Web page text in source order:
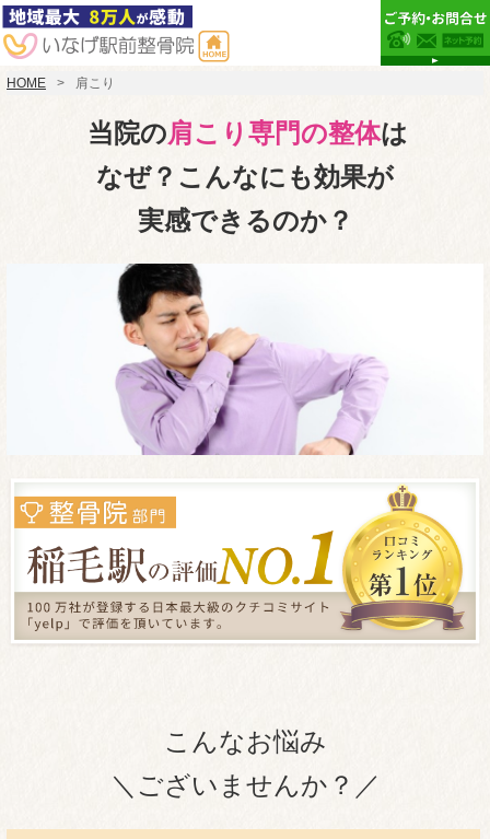
HOME 肩こり
当院の肩こり専門の整体は
なぜ？こんなにも効果が
実感できるのか？
こんなお悩み
＼ございませんか？／